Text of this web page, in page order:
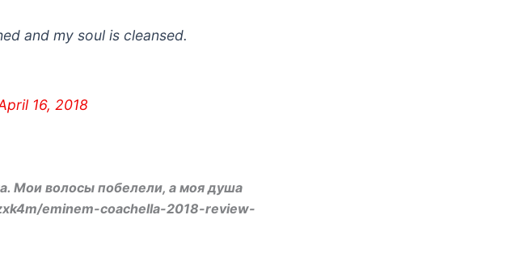
and my soul is cleansed.
16, 2018
Мои волосы побелели, а моя душа
eminem-coachella-2018-review-